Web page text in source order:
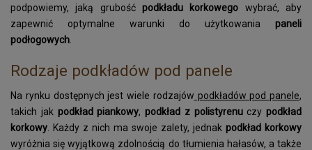
Korek samoprzylepny
Kora surowa
do terrarium
Podkładki korkowe
Wyprzedaż
podpowiemy, jaką grubość podkładu korkowego wybrać, aby
zapewnić optymalne warunki do użytkowania paneli
podłogowych
Rodzaje podkładów pod panele
Na rynku dostępnych jest wiele rodzajów podkładów pod panele,
takich jak podkład piankowy, podkład z polistyrenuczy podkład
korkowy . Każdy z nich ma swoje zalety, jednak podkład korkowy
wyróżnia się wyjątkową zdolnością do tłumienia hałasów, a także